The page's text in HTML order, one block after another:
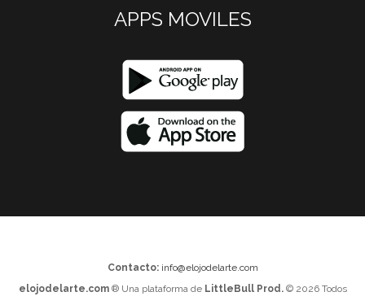
APPS MOVILES
Contacto: info@elojodelarte.com
elojodelarte.com® Una plataforma de LittleBull Prod.© 2026 Todos